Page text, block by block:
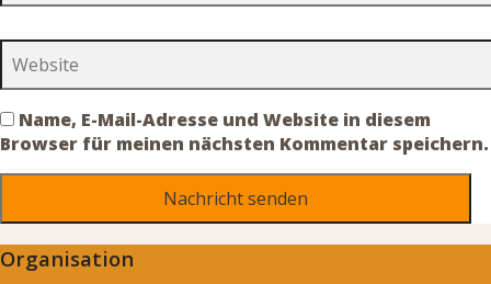
Name, E-Mail-Adresse und Website in diesem
Browser für meinen nächsten Kommentar speichern.
Organisation